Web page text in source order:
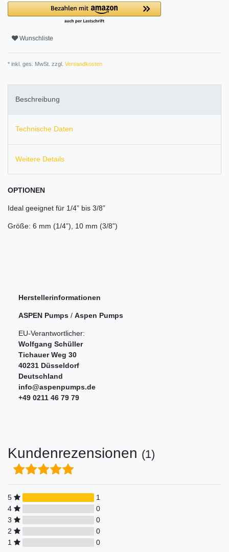
Wunschliste
* inkl. ges. MwSt. zzgl. Versandkosten
Beschreibung
Technische Daten
Weitere Details
OPTIONEN
Ideal geeignet für 1/4” bis 3/8”
Größe: 6 mm (1/4”), 10 mm (3/8”)
Herstellerinformationen
ASPEN Pumps / Aspen Pumps
EU-Verantwortlicher:
Wolfgang Schüller
Tichauer Weg 30
40231 Düsseldorf
Deutschland
info@aspenpumps.de
+49 0211 46 79 79
Kundenrezensionen (1)
5
1
4
0
3
0
2
0
1
0